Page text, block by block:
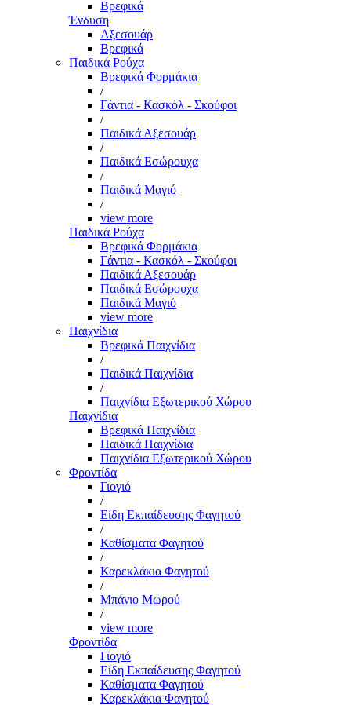
Βρεφικά
Ένδυση
Αξεσουάρ
Βρεφικά
Παιδικά Ρούχα
Βρεφικά Φορμάκια
/
Γάντια - Κασκόλ - Σκούφοι
/
Παιδικά Αξεσουάρ
/
Παιδικά Εσώρουχα
/
Παιδικά Μαγιό
/
view more
Παιδικά Ρούχα
Βρεφικά Φορμάκια
Γάντια - Κασκόλ - Σκούφοι
Παιδικά Αξεσουάρ
Παιδικά Εσώρουχα
Παιδικά Μαγιό
view more
Παιχνίδια
Βρεφικά Παιχνίδια
/
Παιδικά Παιχνίδια
/
Παιχνίδια Εξωτερικού Χώρου
Παιχνίδια
Βρεφικά Παιχνίδια
Παιδικά Παιχνίδια
Παιχνίδια Εξωτερικού Χώρου
Φροντίδα
Γιογιό
/
Είδη Εκπαίδευσης Φαγητού
/
Καθίσματα Φαγητού
/
Καρεκλάκια Φαγητού
/
Μπάνιο Μωρού
/
view more
Φροντίδα
Γιογιό
Είδη Εκπαίδευσης Φαγητού
Καθίσματα Φαγητού
Καρεκλάκια Φαγητού